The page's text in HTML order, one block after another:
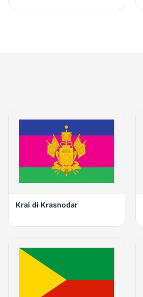
Krai di Krasnodar